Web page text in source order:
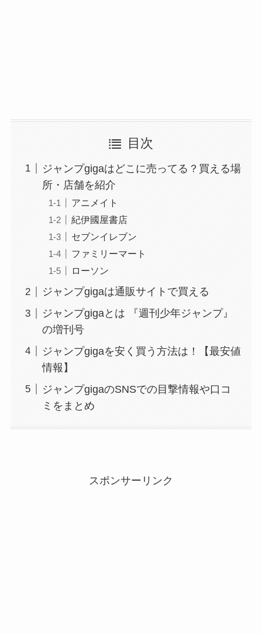
目次
ジャンプgigaはどこに売ってる？買える場
所・店舗を紹介
アニメイト
紀伊國屋書店
セブンイレブン
ファミリーマート
ローソン
ジャンプgigaは通販サイトで買える
ジャンプgigaとは 『週刊少年ジャンプ』
の増刊号
ジャンプgigaを安く買う方法は！【最安値
情報】
ジャンプgigaのSNSでの目撃情報や口コ
ミをまとめ
スポンサーリンク